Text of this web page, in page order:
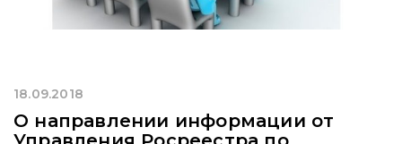
18.09.2018
О направлении информации от